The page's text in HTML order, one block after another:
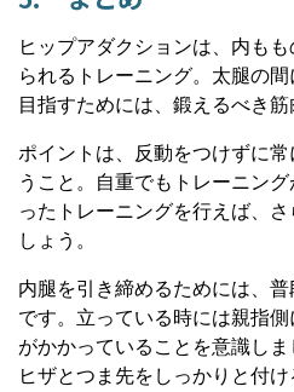
ヒップアダクションは、内も
られるトレーニング。太腿の
目指すためには、鍛えるべき筋
ポイントは、反動をつけずに
うこと。自重でもトレーニン
ったトレーニングを行えば、
しょう。
内腿を引き締めるためには、
です。立っている時には親指
がかかっていることを意識し
ヒザとつま先をしっかりと付